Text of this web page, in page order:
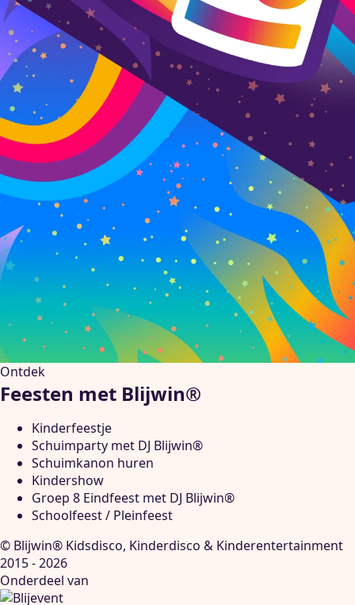
Ontdek
Feesten met Blijwin®
Kinderfeestje
Schuimparty met DJ Blijwin®
Schuimkanon huren
Kindershow
Groep 8 Eindfeest met DJ Blijwin®
Schoolfeest / Pleinfeest
© Blijwin® Kidsdisco, Kinderdisco & Kinderentertainment
2015 - 2026
Onderdeel van